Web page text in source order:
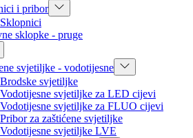
i pribor
Sklopnici
sklopke - pruge
svjetiljke - vodotijesne
Brodske svjetiljke
Vodotijesne svjetiljke za LED cijevi
Vodotijesne svjetiljke za FLUO cijevi
Pribor za zaštićene svjetiljke
Vodotijesne svjetiljke LVE